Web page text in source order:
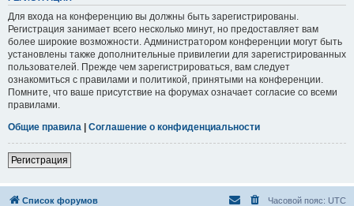
Для входа на конференцию вы должны быть зарегистрированы.
Регистрация занимает всего несколько минут, но предоставляет вам
более широкие возможности. Администратором конференции могут быть
установлены также дополнительные привилегии для зарегистрированных
пользователей. Прежде чем зарегистрироваться, вам следует
ознакомиться с правилами и политикой, принятыми на конференции.
Помните, что ваше присутствие на форумах означает согласие со всеми
правилами.
Общие правила | Соглашение о конфиденциальности
Регистрация
Список форумов Часовой пояс: UTC